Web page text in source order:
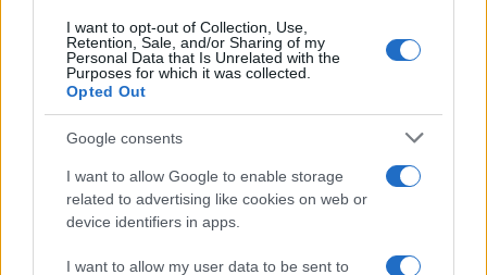
I want to opt-out of Collection, Use,
Retention, Sale, and/or Sharing of my
Personal Data that Is Unrelated with the
Purposes for which it was collected.
Opted Out
Google consents
I want to allow Google to enable storage
related to advertising like cookies on web or
device identifiers in apps.
I want to allow my user data to be sent to